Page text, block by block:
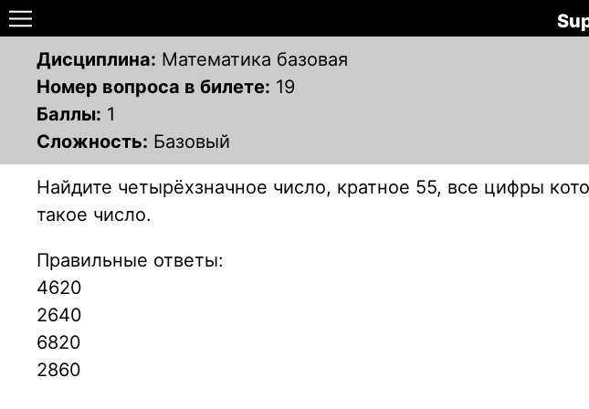
Дисциплина: Математика базовая
Номер вопроса в билете: 19
Баллы: 1
Сложность: Базовый
Найдите четырёхзначное число, кратное 55, все цифры
такое число.
Правильные ответы:
4620
2640
6820
2860